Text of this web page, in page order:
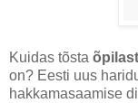
Kuidas tõsta
on? Eesti uus
hakkamasaamise